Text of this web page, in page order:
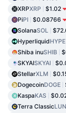
XRPXRP $1.02
PiPI $0.08766
SolanaSOL
HyperliquidHYPE
Shiba inuSHIB
SKYAISKYAI
StellarXLM
DogecoinDOGE
KaspaKAS
Terra Classic